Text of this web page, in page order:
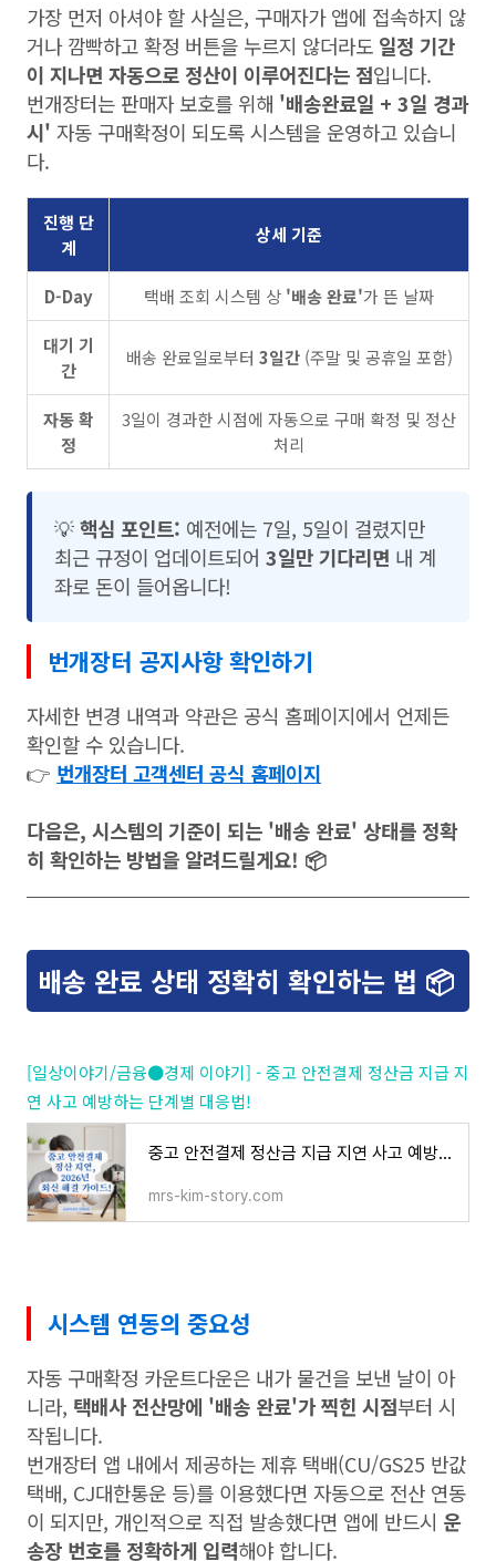
가장 먼저 아셔야 할 사실은, 구매자가 앱에 접속하지 않
거나 깜빡하고 확정 버튼을 누르지 않더라도 일정 기간
이 지나면 자동으로 정산이 이루어진다는 점입니다.
번개장터는 판매자 보호를 위해 '배송완료일 + 3일 경과
시' 자동 구매확정이 되도록 시스템을 운영하고 있습니
다.
진행 단
계
상세 기준
D-Day 택배 조회 시스템 상 '배송 완료'가 뜬 날짜
대기 기
간
배송 완료일로부터 3일간(주말 및 공휴일 포함)
자동 확
정
3일이 경과한 시점에 자동으로 구매 확정 및 정산
처리
💡핵심 포인트: 예전에는 7일, 5일이 걸렸지만
최근 규정이 업데이트되어 3일만 기다리면 내 계
좌로 돈이 들어옵니다!
번개장터 공지사항 확인하기
자세한 변경 내역과 약관은 공식 홈페이지에서 언제든
확인할 수 있습니다.
👉 번개장터 고객센터 공식 홈페이지
다음은, 시스템의 기준이 되는 '배송 완료' 상태를 정확
히 확인하는 방법을 알려드릴게요! 📦
배송 완료 상태 정확히 확인하는 법 📦
[일상이야기/금융●경제 이야기] - 중고 안전결제 정산금 지급 지
연 사고 예방하는 단계별 대응법!
중고 안전결제 정산금 지급 지연 사고 예방하는 단계별 대응법!
mrs-kim-story.com
시스템 연동의 중요성
자동 구매확정 카운트다운은 내가 물건을 보낸 날이 아
니라, 택배사 전산망에 '배송 완료'가 찍힌 시점부터 시
작됩니다.
번개장터 앱 내에서 제공하는 제휴 택배(CU/GS25 반값
택배, CJ대한통운 등)를 이용했다면 자동으로 전산 연동
이 되지만, 개인적으로 직접 발송했다면 앱에 반드시 운
송장 번호를 정확하게 입력해야 합니다.